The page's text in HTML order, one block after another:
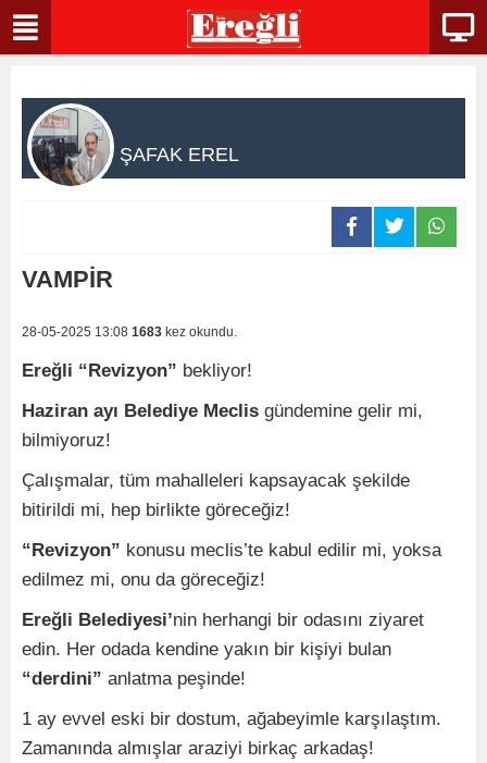
ŞAFAK EREL
VAMPİR
28-05-2025 13:08 1683 kez okundu.
Ereğli “Revizyon” bekliyor!
Haziran ayı Belediye Meclis gündemine gelir mi,
bilmiyoruz!
Çalışmalar, tüm mahalleleri kapsayacak şekilde
bitirildi mi, hep birlikte göreceğiz!
“Revizyon” konusu meclis’te kabul edilir mi, yoksa
edilmez mi, onu da göreceğiz!
Ereğli Belediyesi’nin herhangi bir odasını ziyaret
edin. Her odada kendine yakın bir kişiyi bulan
“derdini” anlatma peşinde!
1 ay evvel eski bir dostum, ağabeyimle karşılaştım.
Zamanında almışlar araziyi birkaç arkadaş!